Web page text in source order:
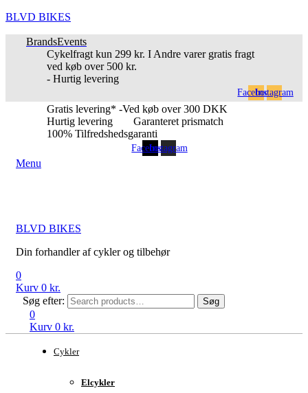
BLVD BIKES
BrandsEvents
Cykelfragt kun 299 kr. I Andre varer gratis fragt
ved køb over 500 kr.
- Hurtig levering
FacebookInstagram
Gratis levering* -Ved køb over 300 DKK
Hurtig levering
Garanteret prismatch
100% Tilfredshedsgaranti
FacebookInstagram
Menu
BLVD BIKES
Din forhandler af cykler og tilbehør
0
Kurv 0 kr.
Søg efter:
Søg
0
Kurv 0 kr.
Cykler
Elcykler